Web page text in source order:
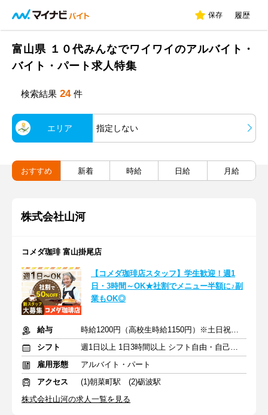
保存 履歴
富山県 １０代みんなでワイワイのアルバイト・
バイト・パート求人特集
検索結果 24 件
エリア 指定しない
おすすめ 新着 時給 日給 月給
株式会社山河
コメダ珈琲 富山掛尾店
【コメダ珈琲店スタッフ】学生歓迎！週1
日・3時間～OK★社割でメニュー半額に♪副
業もOK◎
給与
時給1200円（高校生時給1150円）※土日祝は時給＋50円
シフト
週1日以上 1日3時間以上 シフト自由・自己申告
雇用形態
アルバイト・パート
アクセス
(1)朝菜町駅 (2)砺波駅
株式会社山河の求人一覧を見る